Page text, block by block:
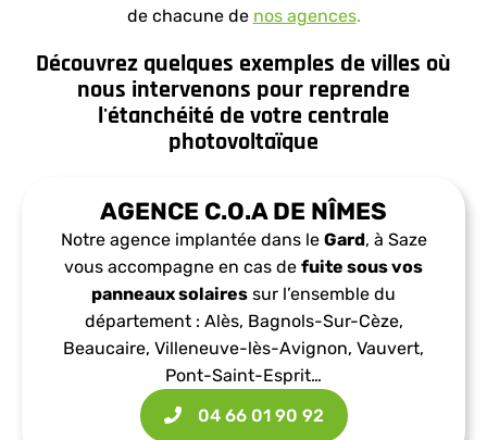
de chacune de nos agences.
Découvrez quelques exemples de villes où
nous intervenons pour reprendre
l'étanchéité de votre centrale
photovoltaïque
AGENCE C.O.A DE NÎMES
Notre agence implantée dans le Gard, à Saze
vous accompagne en cas de fuite sous vos
panneaux solaires sur l’ensemble du
département : Alès, Bagnols-Sur-Cèze,
Beaucaire, Villeneuve-lès-Avignon, Vauvert,
Pont-Saint-Esprit…
04 66 01 90 92